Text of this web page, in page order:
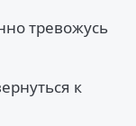
тревожусь
к